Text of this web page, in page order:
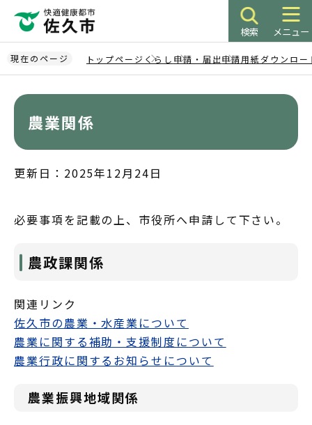
ペ
ー
ジ
検索 メニュー
現在のページ トップページ くらし 申請・届出申請用紙ダウンロー
農業関係
更新日：2025年12月24日
必要事項を記載の上、市役所へ申請して下さい。
農政課関係
関連リンク
佐久市の農業・水産業について
農業に関する補助・支援制度について
農業行政に関するお知らせについて
農業振興地域関係